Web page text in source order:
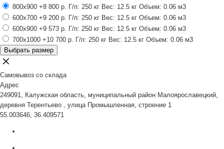
800x900 +8 800 р. Г/п: 250 кг Вес: 12.5 кг Объем: 0.06 м3
600x700 +9 200 р. Г/п: 250 кг Вес: 12.5 кг Объем: 0.06 м3
600x900 +9 573 р. Г/п: 250 кг Вес: 12.5 кг Объем: 0.06 м3
700x1000 +10 700 р. Г/п: 250 кг Вес: 12.5 кг Объем: 0.06 м3
Выбрать размер
Самовывоз со склада
Адрес
249091, Калужская область, муниципальный район Малоярославецкий,
деревня Терентьево , улица Промышленная, строение 1
55.003646, 36.409571